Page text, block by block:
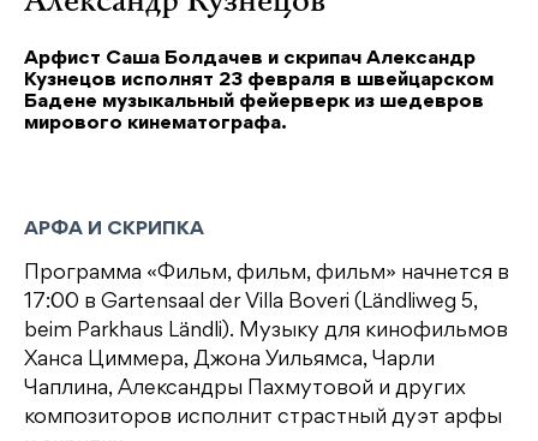
Арфист Саша Болдачев и скрипач Александр
Кузнецов исполнят 23 февраля в швейцарском
Бадене музыкальный фейерверк из шедевров
мирового кинематографа.
АРФА И СКРИПКА
Программа «Фильм, фильм, фильм» начнется в
17:00 в Gartensaal der Villa Boveri (Ländliweg 5,
beim Parkhaus Ländli). Музыку для кинофильмов
Ханса Циммера, Джона Уильямса, Чарли
Чаплина, Александры Пахмутовой и других
композиторов исполнит страстный дуэт арфы